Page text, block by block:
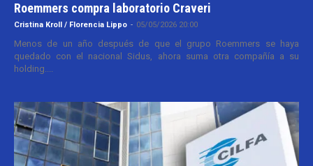
Roemmers compra laboratorio Craveri
Cristina Kroll / Florencia Lippo - 05/05/2026 20:00
Menos de un año después de que el grupo Roemmers se haya
quedado con el nacional Sidus, ahora suma otra compañía a su
holding....